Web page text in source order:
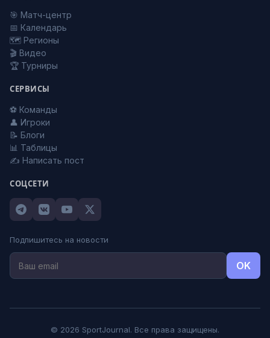
🎯 Матч-центр
📅 Календарь
🗺️ Регионы
🎬 Видео
🏆 Турниры
СЕРВИСЫ
⚽ Команды
👤 Игроки
📝 Блоги
📊 Таблицы
✍️ Написать пост
СОЦСЕТИ
Подпишитесь на новости
OK
© 2026 SportJournal. Все права защищены.